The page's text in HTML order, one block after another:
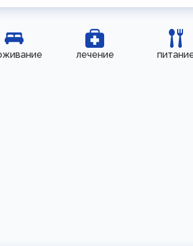
лечение